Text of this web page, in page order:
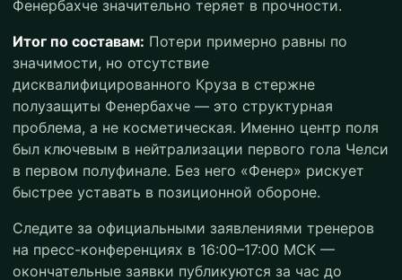
Фенербахче значительно теряет в прочности.
Итог по составам: Потери примерно равны по
значимости, но отсутствие
дисквалифицированного Круза в стержне
полузащиты Фенербахче — это структурная
проблема, а не косметическая. Именно центр поля
был ключевым в нейтрализации первого гола Челси
в первом полуфинале. Без него «Фенер» рискует
быстрее уставать в позиционной обороне.
Следите за официальными заявлениями тренеров
на пресс-конференциях в 16:00–17:00 МСК —
окончательные заявки публикуются за час до